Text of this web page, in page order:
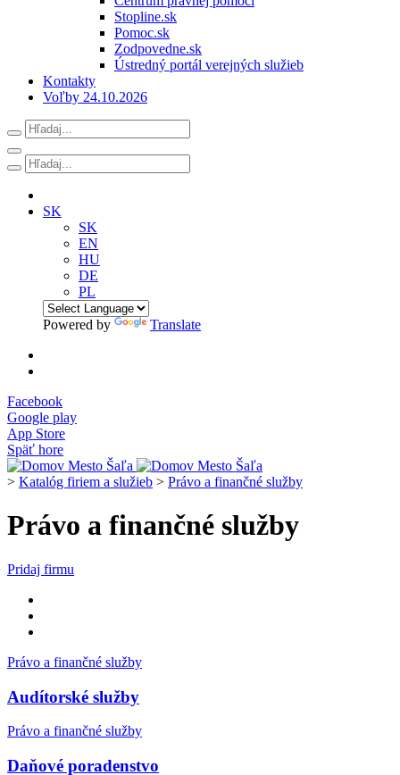
Stopline.sk
Pomoc.sk
Zodpovedne.sk
Ústredný portál verejných služieb
Kontakty
Voľby 24.10.2026
SK
SK
EN
HU
DE
PL
Powered by Translate
Facebook
Google play
App Store
Späť hore
> Katalóg firiem a služieb > Právo a finančné služby
Právo a finančné služby
Pridaj firmu
Právo a finančné služby
Audítorské služby
Právo a finančné služby
Daňové poradenstvo